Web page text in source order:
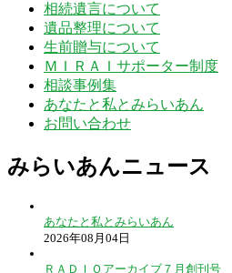
相続遺言について
遺品整理について
生前贈与について
ＭＩＲＡＩサポーター制度
相談事例集
あなたと私とみらいあん
お問い合わせ
みらいあんニュース
あなたと私とみらいあん
2026年08月04日
ＲＡＤＩＯアーカイブ７月創刊号